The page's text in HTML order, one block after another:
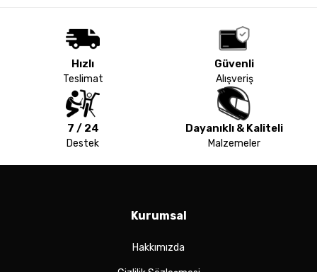
Hızlı
Teslimat
Güvenli
Alışveriş
7 / 24
Destek
Dayanıklı & Kaliteli
Malzemeler
Kurumsal
Hakkımızda